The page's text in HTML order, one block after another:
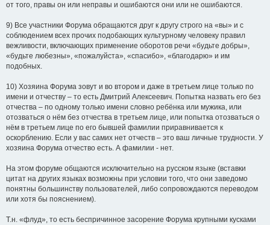
от того, правы он или неправы и ошибаются они или не ошибаются.
9) Все участники Форума обращаются друг к другу строго на «вы» и с
соблюдением всех прочих подобающих культурному человеку правил
вежливости, включающих применение оборотов речи «будьте добры»,
«будьте любезны», «пожалуйста», «спасибо», «благодарю» и им
подобных.
10) Хозяина Форума зовут и во втором и даже в третьем лице только по
имени и отчеству – то есть Дмитрий Алексеевич. Попытка назвать его без
отчества – по одному только имени словно ребёнка или мужика, или
отозваться о нём без отчества в третьем лице, или попытка отозваться о
нём в третьем лице по его бывшей фамилии приравнивается к
оскорблению. Если у вас самих нет отчеств – это ваш личные трудности. У
хозяина Форума отчество есть. А фамилии - нет.
На этом форуме общаются исключительно на русском языке (вставки
цитат на других языках возможны при условии того, что они заведомо
понятны большинству пользователей, либо сопровождаются переводом
или хотя бы пояснением).
Т.н. «флуд», то есть беспричинное засорение Форума крупными кусками